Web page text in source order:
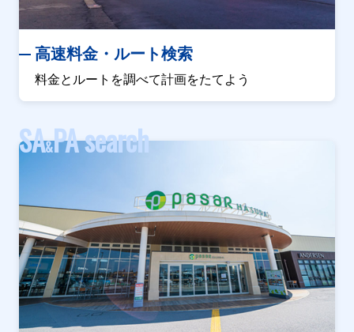
高速料金・ルート検索
料金とルートを調べて計画をたてよう
SA&PA search